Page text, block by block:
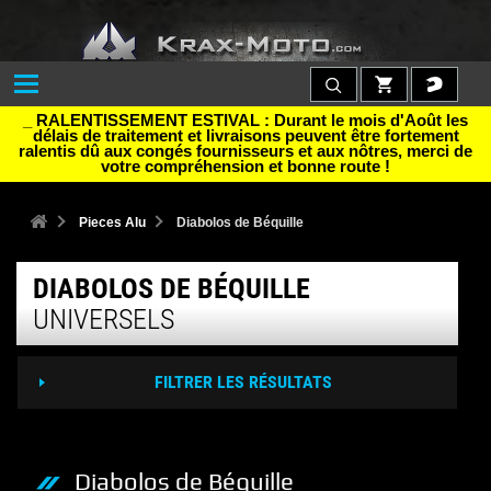
_ RALENTISSEMENT ESTIVAL : Durant le mois d'Août les
délais de traitement et livraisons peuvent être fortement
ralentis dû aux congés fournisseurs et aux nôtres, merci de
votre compréhension et bonne route !
Pieces Alu Diabolos de Béquille
DIABOLOS DE BÉQUILLE
UNIVERSELS
FILTRER LES RÉSULTATS
Diabolos de Béquille